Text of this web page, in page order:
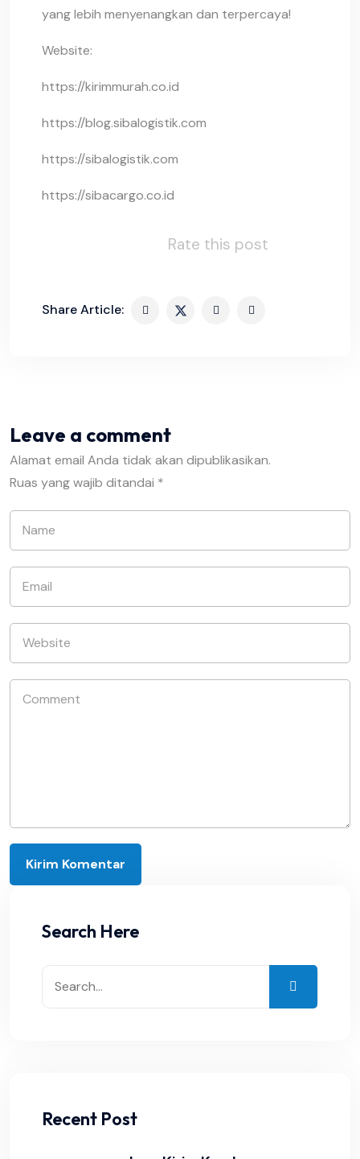
yang lebih menyenangkan dan terpercaya!
Website:
https://kirimmurah.co.id
https://blog.sibalogistik.com
https://sibalogistik.com
https://sibacargo.co.id
Rate this post
Share Article:
Leave a comment
Alamat email Anda tidak akan dipublikasikan.
Ruas yang wajib ditandai *
Search Here
Recent Post